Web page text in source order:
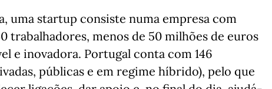
uma startup consiste numa empresa com
trabalhadores, menos de 50 milhões de euros
e inovadora. Portugal conta com 146
públicas e em regime híbrido), pelo que